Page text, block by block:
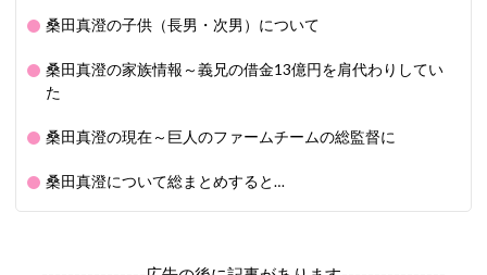
桑田真澄の子供（長男・次男）について
桑田真澄の家族情報～義兄の借金13億円を肩代わりしてい
た
桑田真澄の現在～巨人のファームチームの総監督に
桑田真澄について総まとめすると…